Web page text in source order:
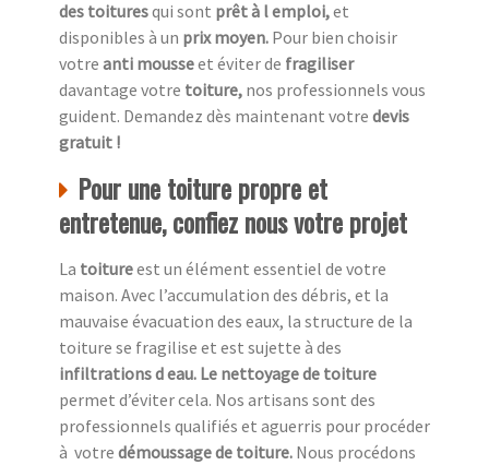
des toituresqui sont prêt à l emploi,et
disponibles à un prix moyen. Pour bien choisir
votre anti mousseet éviter de fragiliser
davantage votre toiture, nos professionnels vous
guident. Demandez dès maintenant votre devis
gratuit !
Pour une toiture propre et
entretenue, confiez nous votre projet
La toitureest un élément essentiel de votre
maison. Avec l’accumulation des débris, et la
mauvaise évacuation des eaux, la structure de la
toiture se fragilise et est sujette à des
infiltrations d eau. Le nettoyage de toiture
permet d’éviter cela. Nos artisans sont des
professionnels qualifiés et aguerris pour procéder
à votre démoussage de toiture. Nous procédons